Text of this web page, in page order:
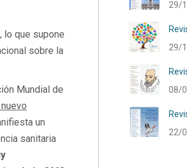
lo que supone
sobre la
Mundial de
un
sanitaria
29/
29/
08/
22/